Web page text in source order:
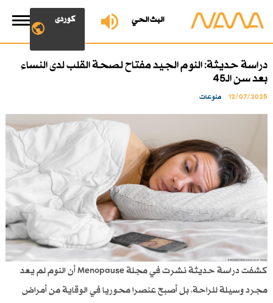
البث الحي کوردی
دراسة حديثة: النوم الجيد مفتاح لصحة القلب لدى النساء
بعد سن الـ45
12/07/2025 منوعات
كشفت دراسة حديثة نشرت في مجلة Menopause أن النوم لم يعد
مجرد وسيلة للراحة، بل أصبح عنصرا محوريا في الوقاية من أمراض